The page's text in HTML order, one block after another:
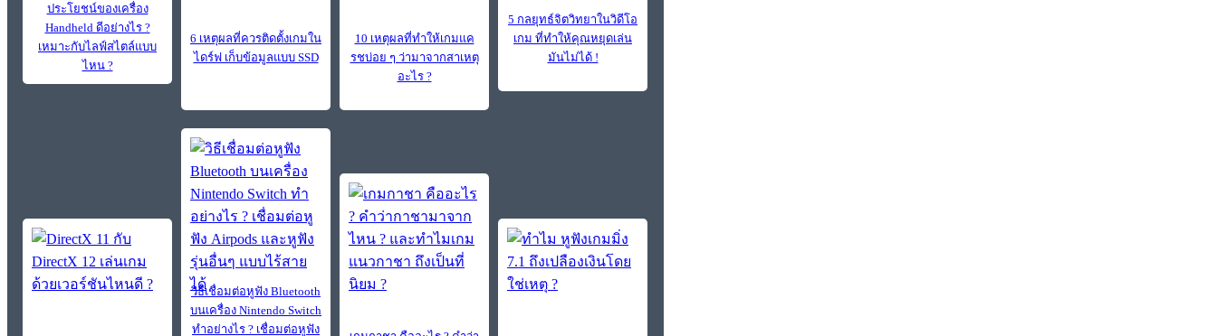
ประโยชน์ของเครื่อง
Handheld ดีอย่างไร ?
เหมาะกับไลฟ์สไตล์แบบ
ไหน ?
6 เหตุผลที่ควรติดตั้งเกมใน
ไดร์ฟ เก็บข้อมูลแบบ SSD
10 เหตุผลที่ทำให้เกมแค
รชบ่อย ๆ ว่ามาจากสาเหตุ
อะไร ?
5 กลยุทธ์จิตวิทยาในวิดีโอ
เกม ที่ทำให้คุณหยุดเล่น
มันไม่ได้ !
วิธีเชื่อมต่อหูฟัง Bluetooth
บนเครื่อง Nintendo Switch
ทำอย่างไร ? เชื่อมต่อหูฟัง